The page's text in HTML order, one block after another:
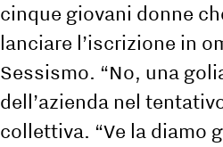
cinque giovani donne
lanciare l’iscrizione in
Sessismo. “No, una
dell’azienda nel
collettiva. “Ve la diamo